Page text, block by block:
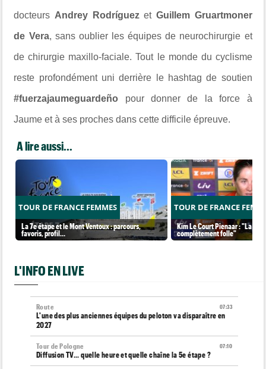
docteurs Andrey Rodríguezet Guillem Gruartmoner
de Vera, sans oublier les équipes de neurochirurgie et
de chirurgie maxillo-faciale. Tout le monde du cyclisme
reste profondément uni derrière le hashtag de soutien
#fuerzajaumeguardeño pour donner de la force à
Jaume et à ses proches dans cette difficile épreuve.
A lire aussi...
TOUR DE FRANCE FEMMES
La 7e étape et le Mont Ventoux : parcours,
favoris, profil…
TOUR DE FRANCE
Kim Le Court Pienaar : "La
complètement folle"
L'INFO EN LIVE
07:33
Route
L'une des plus anciennes équipes du peloton va disparaître en
2027
07:10
Tour de Pologne
Diffusion TV... quelle heure et quelle chaîne la 5e étape ?